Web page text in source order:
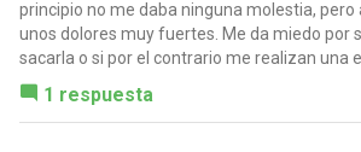
principio no me daba ninguna molestia, pero
unos dolores muy fuertes. Me da miedo por
sacarla o si por el contrario me realizan una
1 respuesta